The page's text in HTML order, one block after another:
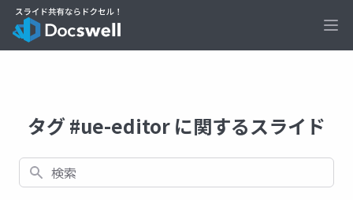
タグ #ue-editor に関するスライド
検索